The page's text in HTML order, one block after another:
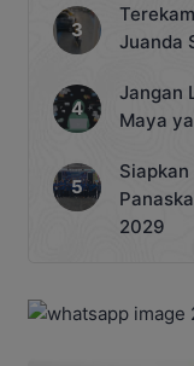
Juanda
Jangan
Maya
2029